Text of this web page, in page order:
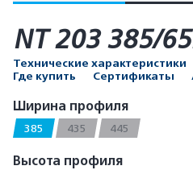
NT 203 385/
Технические характеристики
Где купить
Сертификаты
Ширина профиля
385 435 445
Высота профиля